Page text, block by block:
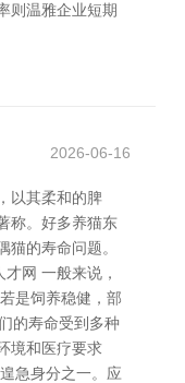
则温雅企业短期
2026-06-16
以其柔和的脾
称。好多养猫东
的寿命问题。
网 一般来说，
是饲养稳健，部
的寿命受到多种
境和医疗要求
急身分之一。应